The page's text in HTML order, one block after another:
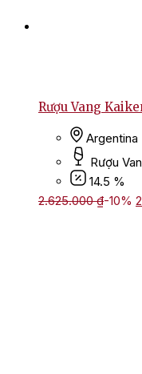
Rượu Vang
Argentina
Rượu
14.5 %
2.625.000₫-10%